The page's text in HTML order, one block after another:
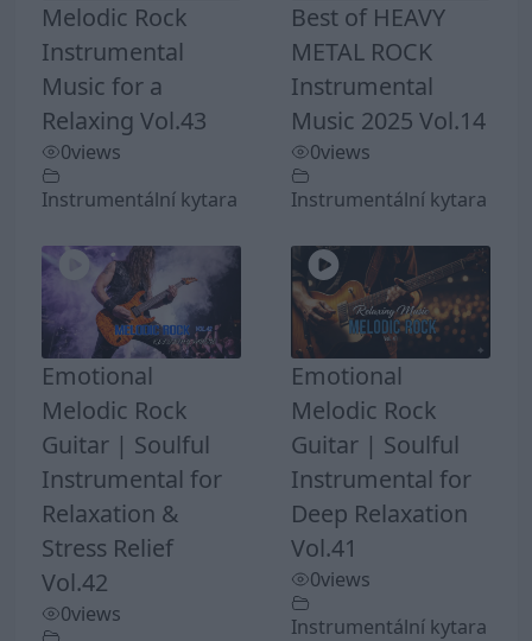
Melodic Rock
Instrumental
Music for a
Relaxing Vol.43
0views
Instrumentální kytara
Best of HEAVY
METAL ROCK
Instrumental
Music 2025 Vol.14
0views
Instrumentální kytara
Emotional
Melodic Rock
Guitar | Soulful
Instrumental for
Relaxation &
Stress Relief
Vol.42
0views
Emotional
Melodic Rock
Guitar | Soulful
Instrumental for
Deep Relaxation
Vol.41
0views
Instrumentální kytara